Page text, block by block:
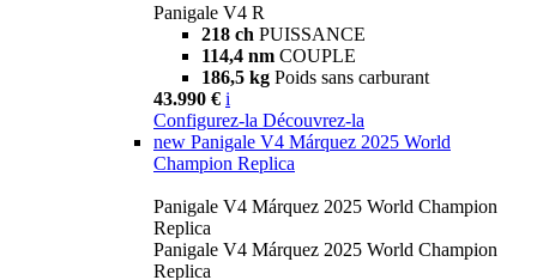
Panigale V4 R
218 ch PUISSANCE
114,4 nm COUPLE
186,5 kg Poids sans carburant
43.990 € i
Configurez-la Découvrez-la
new Panigale V4 Márquez 2025 World
Champion Replica
Panigale V4 Márquez 2025 World Champion
Replica
Panigale V4 Márquez 2025 World Champion
Replica